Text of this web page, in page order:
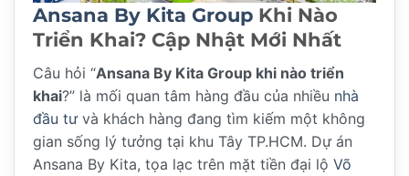
Ansana By Kita Group Khi Nào
Triển Khai? Cập Nhật Mới Nhất
Câu hỏi “Ansana By Kita Group khi nào triển
khai?” là mối quan tâm hàng đầu của nhiều nhà
đầu tưvà khách hàng đang tìm kiếm một không
gian sống lý tưởng tại khu Tây TP.HCM. Dự án
Ansana By Kita, tọa lạc trên mặt tiền đại lộ Võ